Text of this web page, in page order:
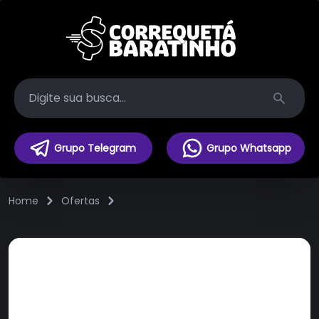
Search
Grupo Telegram Grupo Whatsapp
Home Ofertas